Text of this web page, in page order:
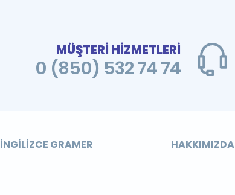
MÜŞTERİ HİZMETLERİ
0 (850) 532 74 74
İNGILIZCE GRAMER HAKKIMIZDA